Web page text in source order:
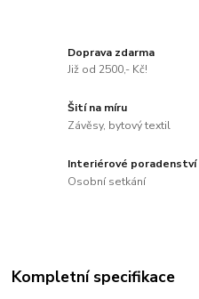
Doprava zdarma
Již od 2500,- Kč!
Šití na míru
Závěsy, bytový textil
Interiérové poradenství
Osobní setkání
Kompletní specifikace